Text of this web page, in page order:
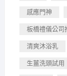
感應門神
板橋禮儀公司
清爽沐浴乳
生薑洗頭試用